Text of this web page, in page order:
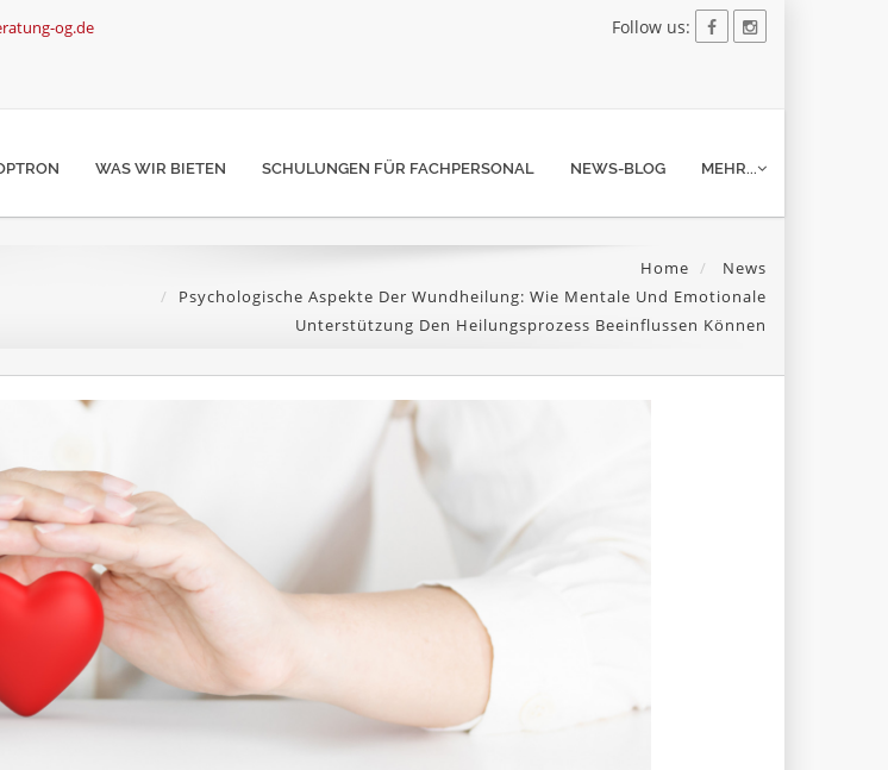
og.de Follow us:
WAS WIR BIETEN SCHULUNGEN FÜR FACHPERSONAL NEWS-BLOG MEHR...
Home
News
Psychologische Aspekte Der Wundheilung: Wie Mentale Und Emotionale
Unterstützung Den Heilungsprozess Beeinflussen Können